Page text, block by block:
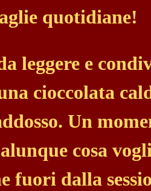
quotidiane!
leggere e
cioccolata
Un
cosa
fuori dalla